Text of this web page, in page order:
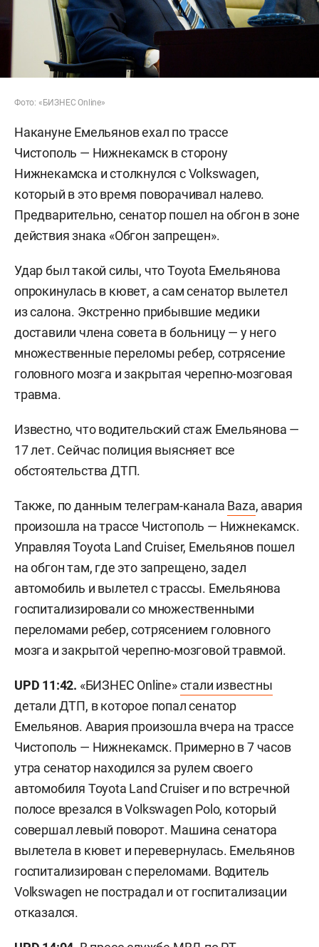
Фото: «БИЗНЕС Online»
Накануне Емельянов ехал по трассе
Чистополь — Нижнекамск в сторону
Нижнекамска и столкнулся с Volkswagen,
который в это время поворачивал налево.
Предварительно, сенатор пошел на обгон в зоне
действия знака «Обгон запрещен».
Удар был такой силы, что Toyota Емельянова
опрокинулась в кювет, а сам cенатор вылетел
из салона. Экстренно прибывшие медики
доставили члена совета в больницу — у него
множественные переломы ребер, сотрясение
головного мозга и закрытая черепно-мозговая
травма.
Известно, что водительский стаж Емельянова —
17 лет. Сейчас полиция выясняет все
обстоятельства ДТП.
Также, по данным телеграм-канала Baza, авария
произошла на трассе Чистополь — Нижнекамск.
Управляя Toyota Land Cruiser, Емельянов пошел
на обгон там, где это запрещено, задел
автомобиль и вылетел с трассы. Емельянова
госпитализировали со множественными
переломами ребер, сотрясением головного
мозга и закрытой черепно-мозговой травмой.
UPD 11:42. «БИЗНЕС Online»стали известны
детали ДТП, в которое попал сенатор
Емельянов. Авария произошла вчера на трассе
Чистополь — Нижнекамск. Примерно в 7 часов
утра сенатор находился за рулем своего
автомобиля Toyota Land Cruiser и по встречной
полосе врезался в Volkswagen Polo, который
совершал левый поворот. Машина сенатора
вылетела в кювет и перевернулась. Емельянов
госпитализирован с переломами. Водитель
Volkswagen не пострадал и от госпитализации
отказался.